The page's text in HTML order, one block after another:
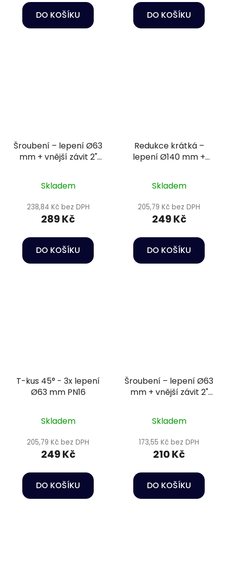
DO KOŠÍKU DO KOŠÍKU
Šroubení – lepení Ø63
mm + vnější závit 2"
Skladem
238,84 Kč bez DPH
289 Kč
DO KOŠÍKU
Redukce krátká –
lepení Ø140 mm +
Skladem
205,79 Kč bez DPH
249 Kč
DO KOŠÍKU
T-kus 45° - 3x lepení
Ø63 mm PN16
Skladem
205,79 Kč bez DPH
249 Kč
DO KOŠÍKU
Šroubení – lepení Ø63
mm + vnější závit 2"
Skladem
173,55 Kč bez DPH
210 Kč
DO KOŠÍKU